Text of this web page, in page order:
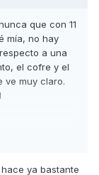
que con 11
mía, no hay
a una
el cofre y el
ve muy claro.
ya bastante